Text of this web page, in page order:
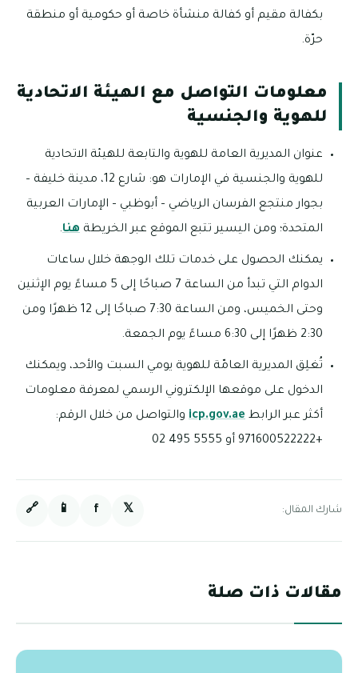
بكفالة مقيم أو كفالة منشأة خاصة أو حكومية أو منطقة
حرّة.
معلومات التواصل مع الهيئة الاتحادية
للهوية والجنسية
عنوان المديرية العامة للهوية والتابعة للهيئة الاتحادية
للهوية والجنسية في الإمارات هو: شارع 12، مدينة خليفة –
بجوار منتجع الفرسان الرياضي – أبوظبي – الإمارات العربية
المتحدة؛ ومن اليسير تتبع الموقع عبر الخريطة هنا.
يمكنك الحصول على خدمات تلك الوجهة خلال ساعات
الدوام التي تبدأ من الساعة 7 صباحًا إلى 5 مساءً يوم الإثنين
وحتى الخميس، ومن الساعة 7:30 صباحًا إلى 12 ظهرًا ومن
2:30 ظهرًا إلى 6:30 مساءً يوم الجمعة.
تُغلِق المديرية العامّة للهوية يومي السبت والأحد، ويمكنك
الدخول على موقعها الإلكتروني الرسمي لمعرفة معلومات
أكثر عبر الرابط icp.gov.ae والتواصل من خلال الرقم:
+971600522222 أو 5555 495 02
شارك المقال: 𝕏
f
📱
🔗
مقالات ذات صلة